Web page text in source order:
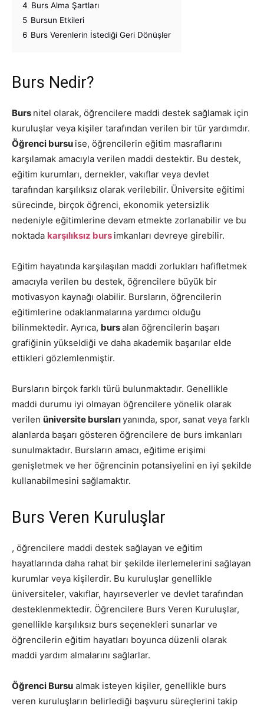
4 Burs Alma Şartları
5 Bursun Etkileri
6 Burs Verenlerin İstediği Geri Dönüşler
Burs Nedir?
Burs nitel olarak, öğrencilere maddi destek sağlamak için
kuruluşlar veya kişiler tarafından verilen bir tür yardımdır.
Öğrenci bursu ise, öğrencilerin eğitim masraflarını
karşılamak amacıyla verilen maddi destektir. Bu destek,
eğitim kurumları, dernekler, vakıflar veya devlet
tarafından karşılıksız olarak verilebilir. Üniversite eğitimi
sürecinde, birçok öğrenci, ekonomik yetersizlik
nedeniyle eğitimlerine devam etmekte zorlanabilir ve bu
noktada karşılıksız burs imkanları devreye girebilir.
Eğitim hayatında karşılaşılan maddi zorlukları hafifletmek
amacıyla verilen bu destek, öğrencilere büyük bir
motivasyon kaynağı olabilir. Bursların, öğrencilerin
eğitimlerine odaklanmalarına yardımcı olduğu
bilinmektedir. Ayrıca, bursalan öğrencilerin başarı
grafiğinin yükseldiği ve daha akademik başarılar elde
ettikleri gözlemlenmiştir.
Bursların birçok farklı türü bulunmaktadır. Genellikle
maddi durumu iyi olmayan öğrencilere yönelik olarak
verilen üniversite burslarıyanında, spor, sanat veya farklı
alanlarda başarı gösteren öğrencilere de burs imkanları
sunulmaktadır. Bursların amacı, eğitime erişimi
genişletmek ve her öğrencinin potansiyelini en iyi şekilde
kullanabilmesini sağlamaktır.
Burs Veren Kuruluşlar
, öğrencilere maddi destek sağlayan ve eğitim
hayatlarında daha rahat bir şekilde ilerlemelerini sağlayan
kurumlar veya kişilerdir. Bu kuruluşlar genellikle
üniversiteler, vakıflar, hayırseverler ve devlet tarafından
desteklenmektedir. Öğrencilere Burs Veren Kuruluşlar,
genellikle karşılıksız burs seçenekleri sunarlar ve
öğrencilerin eğitim hayatları boyunca düzenli olarak
maddi yardım almalarını sağlarlar.
Öğrenci Bursu almak isteyen kişiler, genellikle burs
veren kuruluşların belirlediği başvuru süreçlerini takip